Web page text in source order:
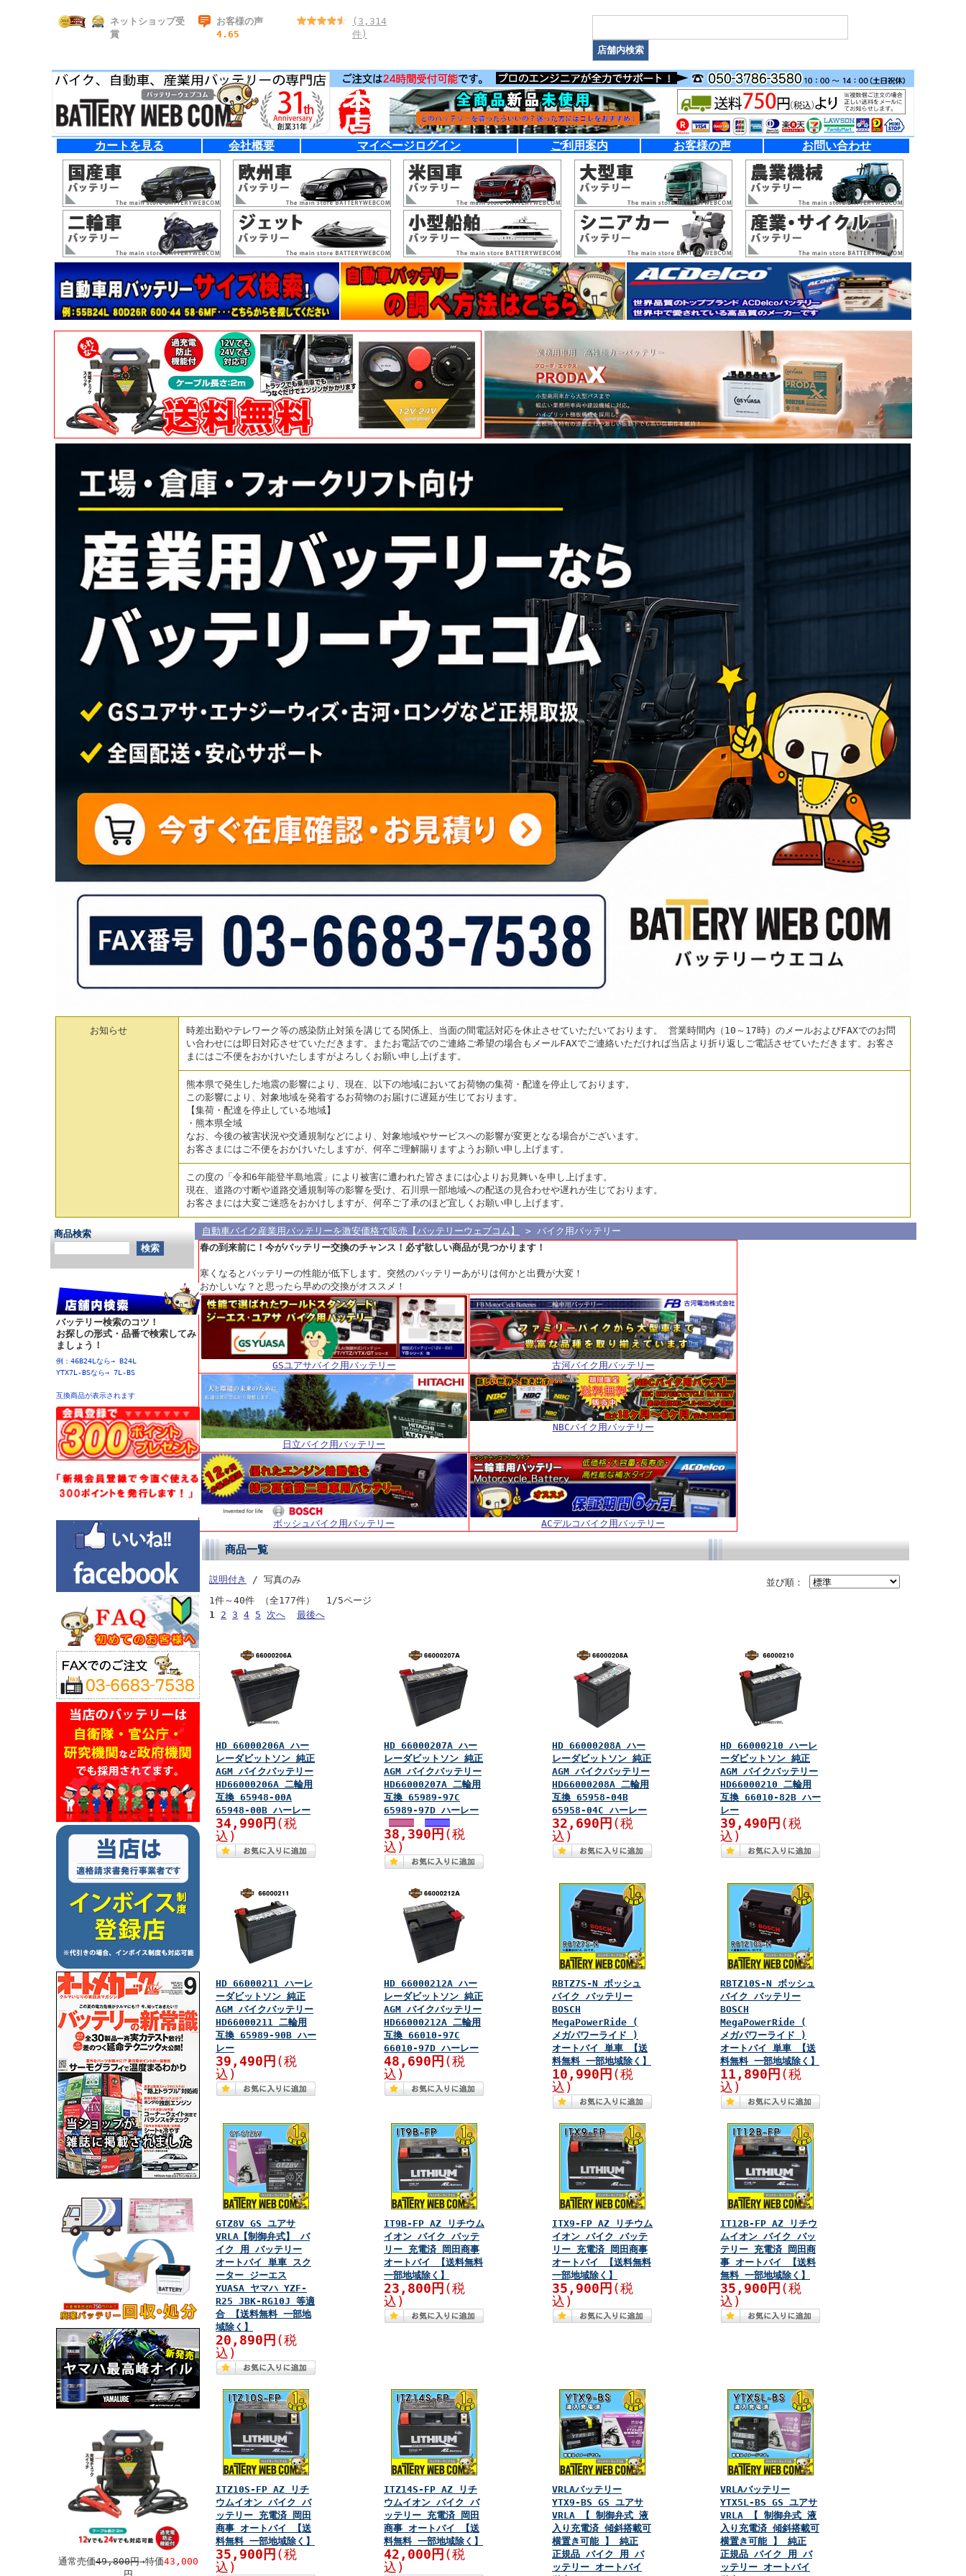
ネットショップ受
賞
お客様の声
4.65
(3,314
件)
カートを見る 会社概要 マイページログイン ご利用案内 お客様の声 お問い合わせ
お知らせ
時差出勤やテレワーク等の感染防止対策を講じてる関係上、当面の間電話対応を休止させていただいております。 営業時間内（10～17時）のメールおよびFAXでのお問
い合わせには即日対応させていただきます。またお電話でのご連絡ご希望の場合もメールFAXでご連絡いただければ当店より折り返しご電話させていただきます。お客さ
まにはご不便をおかけいたしますがよろしくお願い申し上げます。
熊本県で発生した地震の影響により、現在、以下の地域においてお荷物の集荷・配達を停止しております。
この影響により、対象地域を発着するお荷物のお届けに遅延が生じております。
【集荷・配達を停止している地域】
・熊本県全域
なお、今後の被害状況や交通規制などにより、対象地域やサービスへの影響が変更となる場合がございます。
お客さまにはご不便をおかけいたしますが、何卒ご理解賜りますようお願い申し上げます。
この度の「令和6年能登半島地震」により被害に遭われた皆さまには心よりお見舞いを申し上げます。
現在、道路の寸断や道路交通規制等の影響を受け、石川県一部地域への配送の見合わせや遅れが生じております。
お客さまには大変ご迷惑をおかけしますが、何卒ご了承のほど宜しくお願い申し上げます。
商品検索
バッテリー検索のコツ！
お探しの形式・品番で検索してみ
ましょう！
例：46B24Lなら→ B24L
YTX7L-BSなら→ 7L-BS
互換商品が表示されます
通常売価49,800円→特価43,000
自動車バイク産業用バッテリーを激安価格で販売【バッテリーウェブコム】
> バイク用バッテリー
春の到来前に！今がバッテリー交換のチャンス！必ず欲しい商品が見つかります！
寒くなるとバッテリーの性能が低下します。突然のバッテリーあがりは何かと出費が大変！
おかしいな？と思ったら早めの交換がオススメ！
GSユアサバイク用バッテリー 古河バイク用バッテリー
日立バイク用バッテリー
NBCバイク用バッテリー
ボッシュバイク用バッテリー ACデルコバイク用バッテリー
商品一覧
並び順：
説明付き
/ 写真のみ
1件～40件 （全177件） 1/5ページ
1 2 3 4 5 次へ 最後へ
HD 66000206A ハー
レーダビットソン 純正
AGM バイクバッテリー
HD66000206A 二輪用
互換 65948-00A
65948-00B ハーレー
34,990円 (税
込)
HD 66000207A ハー
レーダビットソン 純正
AGM バイクバッテリー
HD66000207A 二輪用
互換 65989-97C
65989-97D ハーレー
38,390円 (税
込)
HD 66000208A ハー
レーダビットソン 純正
AGM バイクバッテリー
HD66000208A 二輪用
互換 65958-04B
65958-04C ハーレー
32,690円 (税
込)
HD 66000210 ハーレ
ーダビットソン 純正
AGM バイクバッテリー
HD66000210 二輪用
互換 66010-82B ハー
レー
39,490円 (税
込)
HD 66000211 ハーレ
ーダビットソン 純正
AGM バイクバッテリー
HD66000211 二輪用
互換 65989-90B ハー
レー
39,490円 (税
込)
HD 66000212A ハー
レーダビットソン 純正
AGM バイクバッテリー
HD66000212A 二輪用
互換 66010-97C
66010-97D ハーレー
48,690円 (税
込)
RBTZ7S-N ボッシュ
バイク バッテリー
BOSCH
MegaPowerRide (
メガパワーライド )
オートバイ 単車 【送
料無料 一部地域除く】
10,990円 (税
込)
RBTZ10S-N ボッシュ
バイク バッテリー
BOSCH
MegaPowerRide (
メガパワーライド )
オートバイ 単車 【送
料無料 一部地域除く】
11,890円 (税
込)
GTZ8V GS ユアサ
VRLA【制御弁式】 バ
イク 用 バッテリー
オートバイ 単車 スク
ーター ジーエス
YUASA ヤマハ YZF-
R25 JBK-RG10J 等適
合 【送料無料 一部地
域除く】
20,890円 (税
込)
IT9B-FP AZ リチウム
イオン バイク バッテ
リー 充電済 岡田商事
オートバイ 【送料無料
一部地域除く】
23,800円 (税
込)
ITX9-FP AZ リチウム
イオン バイク バッテ
リー 充電済 岡田商事
オートバイ 【送料無料
一部地域除く】
35,900円 (税
込)
IT12B-FP AZ リチウ
ムイオン バイク バッ
テリー 充電済 岡田商
事 オートバイ 【送料
無料 一部地域除く】
35,900円 (税
込)
ITZ10S-FP AZ リチ
ウムイオン バイク バ
ッテリー 充電済 岡田
商事 オートバイ 【送
料無料 一部地域除く】
35,900円 (税
込)
ITZ14S-FP AZ リチ
ウムイオン バイク バ
ッテリー 充電済 岡田
商事 オートバイ 【送
料無料 一部地域除く】
42,000円 (税
込)
VRLAバッテリー
YTX9-BS GS ユアサ
VRLA 【 制御弁式 液
入り充電済 傾斜搭載可
横置き可能 】 純正
正規品 バイク 用 バ
ッテリー オートバイ
VRLAバッテリー
YTX5L-BS GS ユアサ
VRLA 【 制御弁式 液
入り充電済 傾斜搭載可
横置き可能 】 純正
正規品 バイク 用 バ
ッテリー オートバイ